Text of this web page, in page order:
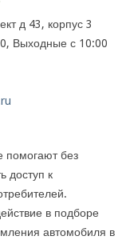
д 43, корпус 3
Выходные с 10:00
помогают без
доступ к
в подборе
автомобиля в